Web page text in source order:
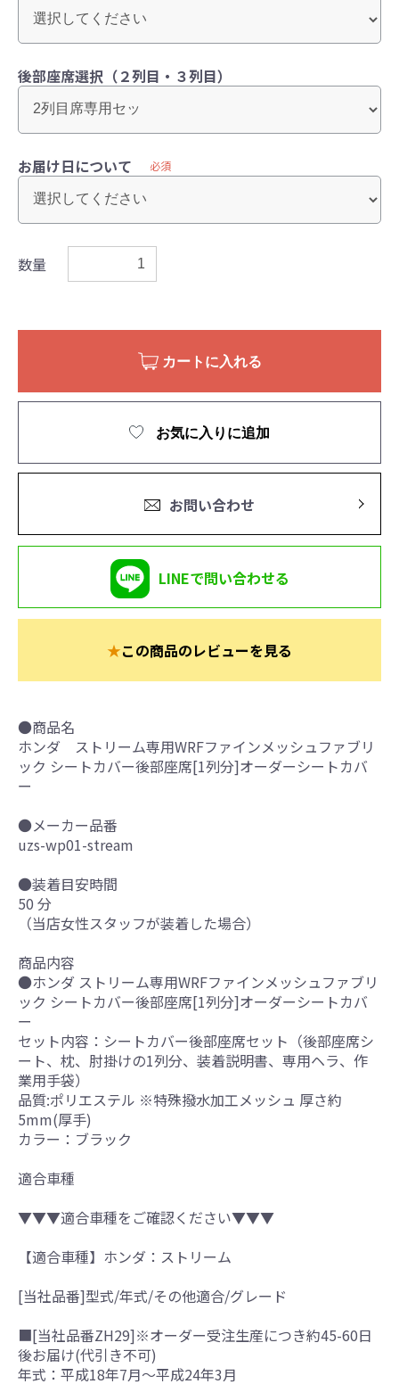
後部座席選択（２列目・３列目）
お届け日について 必須
数量
カートに入れる
お気に入りに追加
お問い合わせ
LINEで問い合わせる
★この商品のレビューを見る
●商品名
ホンダ ストリーム専用WRFファインメッシュファブリ
ック シートカバー後部座席[1列分]オーダーシートカバ
ー
●メーカー品番
uzs-wp01-stream
●装着目安時間
50 分
（当店女性スタッフが装着した場合）
商品内容
●ホンダ ストリーム専用WRFファインメッシュファブリ
ック シートカバー後部座席[1列分]オーダーシートカバ
ー
セット内容：シートカバー後部座席セット（後部座席シ
ート、枕、肘掛けの1列分、装着説明書、専用ヘラ、作
業用手袋）
品質:ポリエステル ※特殊撥水加工メッシュ 厚さ約
5mm(厚手)
カラー：ブラック
適合車種
▼▼▼適合車種をご確認ください▼▼▼
【適合車種】ホンダ：ストリーム
[当社品番]型式/年式/その他適合/グレード
■[当社品番ZH29]※オーダー受注生産につき約45-60日
後お届け(代引き不可)
年式：平成18年7月～平成24年3月